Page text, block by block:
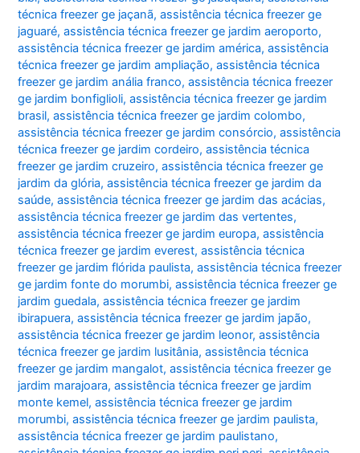
técnica freezer ge jaçanã,assistência técnica freezer ge
jaguaré,assistência técnica freezer ge jardim aeroporto,
assistência técnica freezer ge jardim américa,assistência
técnica freezer ge jardim ampliação,assistência técnica
freezer ge jardim anália franco,assistência técnica freezer
ge jardim bonfiglioli,assistência técnica freezer ge jardim
brasil,assistência técnica freezer ge jardim colombo,
assistência técnica freezer ge jardim consórcio,assistência
técnica freezer ge jardim cordeiro,assistência técnica
freezer ge jardim cruzeiro,assistência técnica freezer ge
jardim da glória,assistência técnica freezer ge jardim da
saúde,assistência técnica freezer ge jardim das acácias,
assistência técnica freezer ge jardim das vertentes,
assistência técnica freezer ge jardim europa,assistência
técnica freezer ge jardim everest,assistência técnica
freezer ge jardim flórida paulista,assistência técnica freezer
ge jardim fonte do morumbi,assistência técnica freezer ge
jardim guedala,assistência técnica freezer ge jardim
ibirapuera,assistência técnica freezer ge jardim japão,
assistência técnica freezer ge jardim leonor,assistência
técnica freezer ge jardim lusitânia,assistência técnica
freezer ge jardim mangalot,assistência técnica freezer ge
jardim marajoara,assistência técnica freezer ge jardim
monte kemel,assistência técnica freezer ge jardim
morumbi,assistência técnica freezer ge jardim paulista,
assistência técnica freezer ge jardim paulistano,